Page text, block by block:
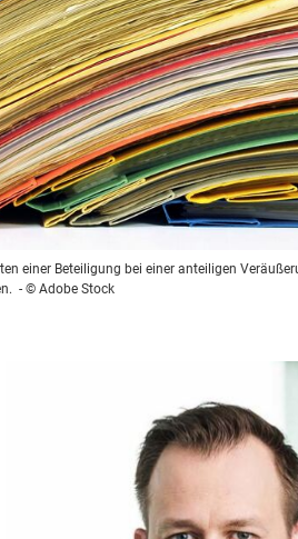
einer Beteiligung bei einer anteiligen
- © Adobe Stock